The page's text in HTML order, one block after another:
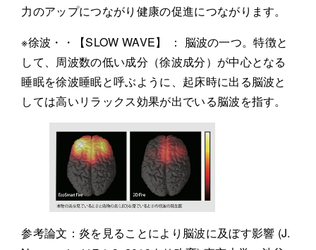
力のアップにつながり健康の促進につながります。
※徐波・・【SLOW WAVE】 ： 脳波の一つ。特徴と
して、周波数の低い成分（徐波成分）が中心となる
睡眠を徐波睡眠と呼ぶように、起床時に出る脳波と
しては高いリラックス効果が出でいる脳波を指す。
参考論文：炎を見ることにより脳波に及ぼす影響 (J.